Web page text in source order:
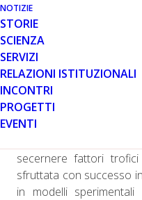
NOTIZIE
STORIE
SCIENZA
SERVIZI
RELAZIONI ISTITUZIONALI
INCONTRI
PROGETTI
EVENTI
Le cellule di Sertoli
testicolo e hanno
infiammatoria e
costituiscono una
delle cellule germinali
sanguigno, e la loro
le cellule germinali in
sistema immunitario
secernere fattori
sfruttata con successo
in modelli